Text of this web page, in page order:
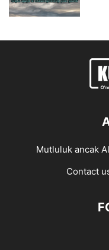
Mutluluk ancak
Contact